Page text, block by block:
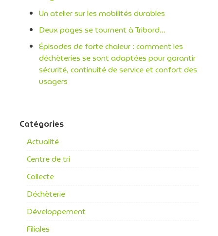
Un atelier sur les mobilités durables
Deux pages se tournent à Tribord…
Épisodes de forte chaleur : comment les
déchèteries se sont adaptées pour garantir
sécurité, continuité de service et confort des
usagers
Catégories
Actualité
Centre de tri
Collecte
Déchèterie
Développement
Filiales